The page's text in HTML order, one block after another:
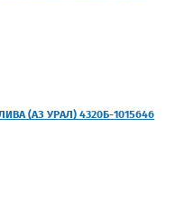
(АЗ УРАЛ) 4320Б-1015646